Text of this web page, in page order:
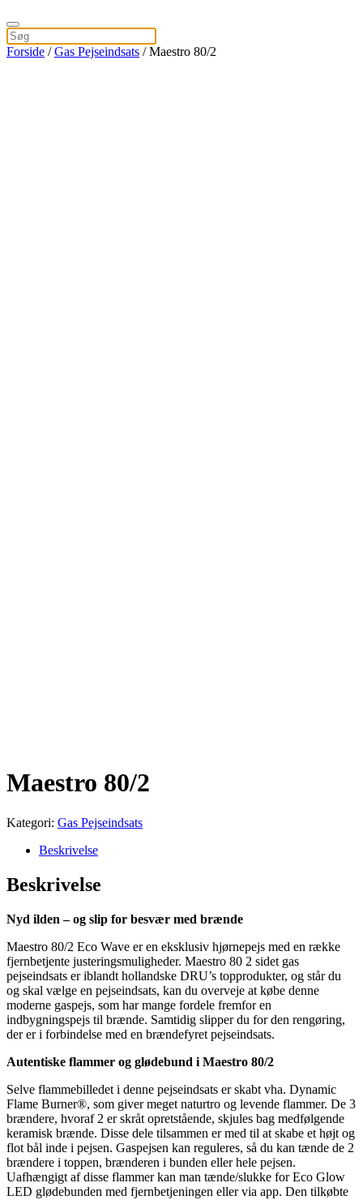
Forside /Gas Pejseindsats / Maestro 80/2
Maestro 80/2
Kategori: Gas Pejseindsats
Beskrivelse
Beskrivelse
Nyd ilden – og slip for besvær med brænde
Maestro 80/2 Eco Wave er en eksklusiv hjørnepejs med en række
fjernbetjente justeringsmuligheder. Maestro 80 2 sidet gas
pejseindsats er iblandt hollandske DRU’s topprodukter, og står du
og skal vælge en pejseindsats, kan du overveje at købe denne
moderne gaspejs, som har mange fordele fremfor en
indbygningspejs til brænde. Samtidig slipper du for den rengøring,
der er i forbindelse med en brændefyret pejseindsats.
Autentiske flammer og glødebund i Maestro 80/2
Selve flammebilledet i denne pejseindsats er skabt vha. Dynamic
Flame Burner®, som giver meget naturtro og levende flammer. De 3
brændere, hvoraf 2 er skråt opretstående, skjules bag medfølgende
keramisk brænde. Disse dele tilsammen er med til at skabe et højt og
flot bål inde i pejsen. Gaspejsen kan reguleres, så du kan tænde de 2
brændere i toppen, brænderen i bunden eller hele pejsen.
Uafhængigt af disse flammer kan man tænde/slukke for Eco Glow
LED glødebunden med fjernbetjeningen eller via app. Den tilkøbte